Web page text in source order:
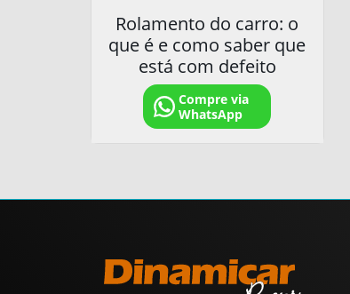
Rolamento do carro: o
que é e como saber que
está com defeito
Compre via
WhatsApp